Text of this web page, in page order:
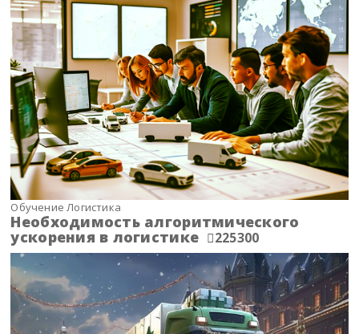
Обучение Логистика
Необходимость алгоритмического
ускорения в логистике 225300